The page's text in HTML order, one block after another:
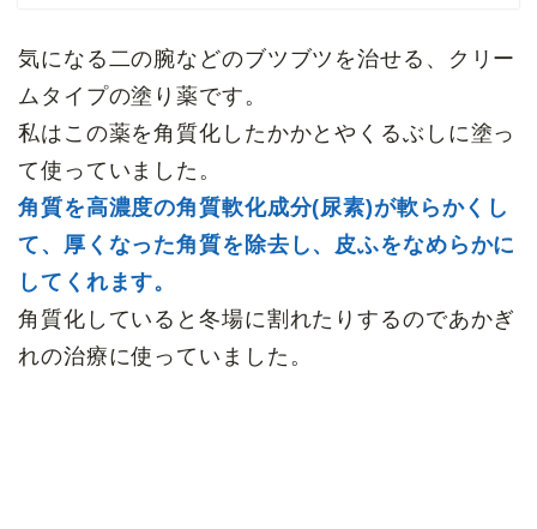
気になる二の腕などのブツブツを治せる、クリー
ムタイプの塗り薬です。
私はこの薬を角質化したかかとやくるぶしに塗っ
て使っていました。
角質を高濃度の角質軟化成分(尿素)が軟らかくし
て、厚くなった角質を除去し、皮ふをなめらかに
してくれます。
角質化していると冬場に割れたりするのであかぎ
れの治療に使っていました。